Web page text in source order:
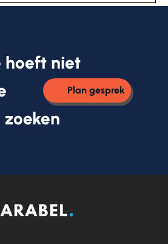
hoeft niet
Plan gesprek
zoeken